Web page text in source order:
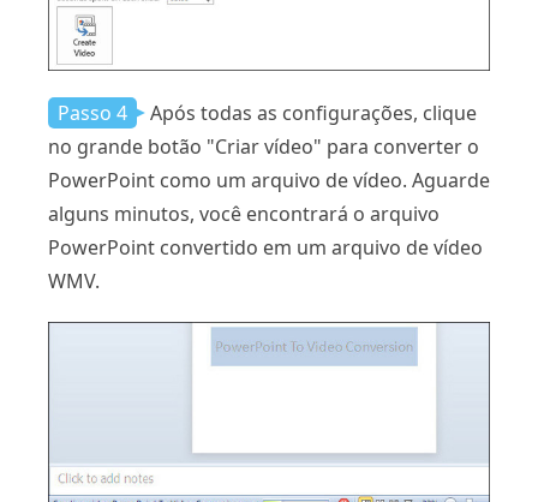
Passo 4
Após todas as configurações, clique
no grande botão "Criar vídeo" para converter o
PowerPoint como um arquivo de vídeo. Aguarde
alguns minutos, você encontrará o arquivo
PowerPoint convertido em um arquivo de vídeo
WMV.